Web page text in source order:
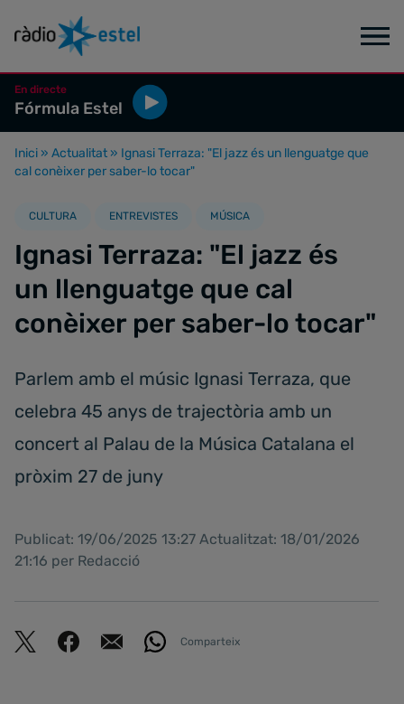
En directe
Fórmula Estel
Inici » Actualitat » Ignasi Terraza: "El jazz és un llenguatge que
cal conèixer per saber-lo tocar"
CULTURA ENTREVISTES MÚSICA
Ignasi Terraza: "El jazz és
un llenguatge que cal
conèixer per saber-lo tocar"
Parlem amb el músic Ignasi Terraza, que
celebra 45 anys de trajectòria amb un
concert al Palau de la Música Catalana el
pròxim 27 de juny
Publicat: 19/06/2025 13:27 Actualitzat: 18/01/2026
21:16 per Redacció
Comparteix